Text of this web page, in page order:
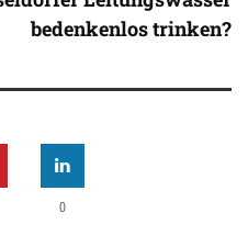
bedenkenlos trinken?
0